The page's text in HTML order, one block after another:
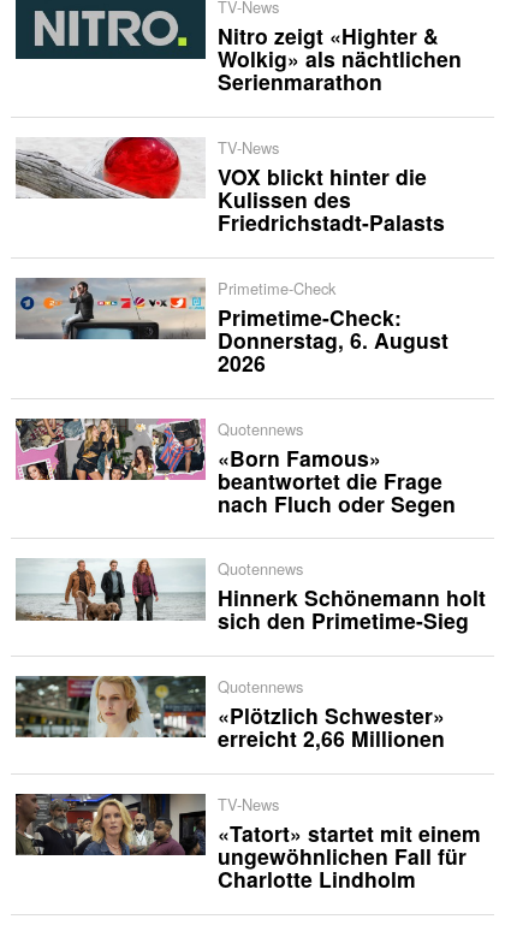
TV-News
Nitro zeigt «Highter &
Wolkig» als nächtlichen
Serienmarathon
TV-News
VOX blickt hinter die
Kulissen des
Friedrichstadt-Palasts
Primetime-Check
Primetime-Check:
Donnerstag, 6. August
2026
Quotennews
«Born Famous»
beantwortet die Frage
nach Fluch oder Segen
Quotennews
Hinnerk Schönemann holt
sich den Primetime-Sieg
Quotennews
«Plötzlich Schwester»
erreicht 2,66 Millionen
TV-News
«Tatort» startet mit einem
ungewöhnlichen Fall für
Charlotte Lindholm